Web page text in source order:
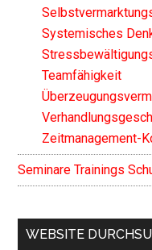
Systemisches
Teamfähigkeit
Zeitmanagement-
Seminare Trainings
WEBSITE